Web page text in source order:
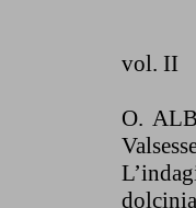
vol. II
O.